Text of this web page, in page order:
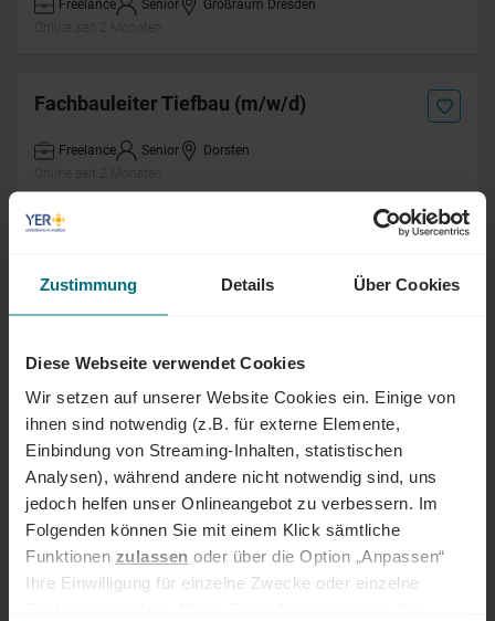
Zustimmung Details Über Cookies
Diese Webseite verwendet Cookies
Wir setzen auf unserer Website Cookies ein. Einige von
ihnen sind notwendig (z.B. für externe Elemente,
Einbindung von Streaming-Inhalten, statistischen
Analysen), während andere nicht notwendig sind, uns
jedoch helfen unser Onlineangebot zu verbessern. Im
Folgenden können Sie mit einem Klick sämtliche
Funktionen zulassen oder über die Option „Anpassen“
Ihre Einwilligung für einzelne Zwecke oder einzelne
Freelance Senior
Großraum Dresden
Fachbauleiter Tiefbau (m/w/d)
Freelance Senior
Dorsten
Arbeitnehmerüberlassung
Online seit 2 Monaten
Fachbauleiter Rohrleitungsbau (m/w/d)
Freelance Senior
Dorsten
Online seit 2 Monaten
Sachbearbeiter Forderungsmanagement
(m/w/d)